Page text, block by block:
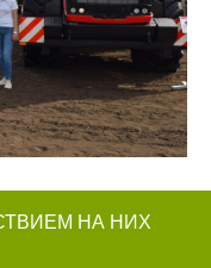
НА НИХ